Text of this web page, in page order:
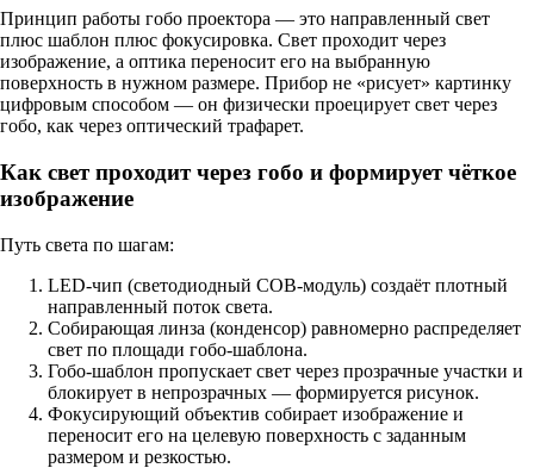
Принцип работы гобо проектора — это направленный свет
плюс шаблон плюс фокусировка. Свет проходит через
изображение, а оптика переносит его на выбранную
поверхность в нужном размере. Прибор не «рисует» картинку
цифровым способом — он физически проецирует свет через
гобо, как через оптический трафарет.
Как свет проходит через гобо и формирует чёткое
изображение
Путь света по шагам:
LED-чип (светодиодный COB-модуль) создаёт плотный
направленный поток света.
Собирающая линза (конденсор) равномерно распределяет
свет по площади гобо-шаблона.
Гобо-шаблон пропускает свет через прозрачные участки и
блокирует в непрозрачных — формируется рисунок.
Фокусирующий объектив собирает изображение и
переносит его на целевую поверхность с заданным
размером и резкостью.